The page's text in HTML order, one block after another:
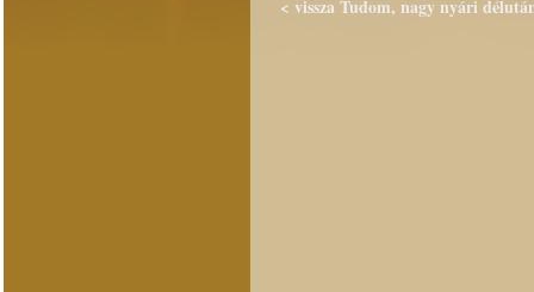
< vissza Tudom, nagy nyári